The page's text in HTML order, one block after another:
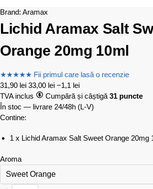
Brand: Aramax
Lichid Aramax Salt
Orange 20mg 10ml
★★★★★ Fii primul care lasă o recenzie
31,90 lei 33,00 lei −1,1 lei
TVA inclus
Cumpără și câștigă 31 puncte
În stoc — livrare 24/48h (L-V)
Contine:
1 x Lichid Aramax Salt Sweet Orange 20mg
Aroma